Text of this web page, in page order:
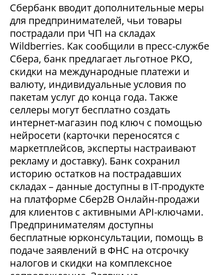
Сбербанк вводит дополнительные меры
для предпринимателей, чьи товары
пострадали при ЧП на складах
Wildberries. Как сообщили в пресс-службе
Сбера, банк предлагает льготное РКО,
скидки на международные платежи и
валюту, индивидуальные условия по
пакетам услуг до конца года. Также
селлеры могут бесплатно создать
интернет-магазин под ключ с помощью
нейросети (карточки переносятся с
маркетплейсов, эксперты настраивают
рекламу и доставку). Банк сохранил
историю остатков на пострадавших
складах – данные доступны в IT-продукте
на платформе Сбер2В Онлайн-продажи
для клиентов с активными API-ключами.
Предпринимателям доступны
бесплатные юрконсультации, помощь в
подаче заявлений в ФНС на отсрочку
налогов и скидки на комплексное